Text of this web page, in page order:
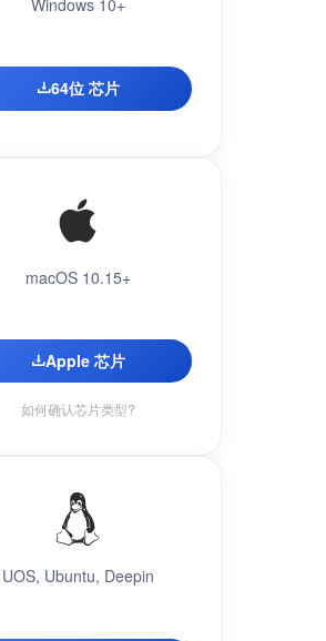
Windows 10+
64位 芯片
macOS 10.15+
Apple 芯片
如何确认芯片类型?
UOS, Ubuntu, Deepin